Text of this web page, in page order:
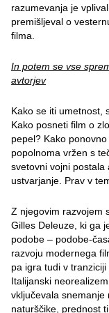
razumevanja je
premišljeval o
filma.
In potem se vse
avtorjev
Kako se iti umetnost,
Kako posneti film o
pepel? Kako
popolnoma vržen s
svetovni vojni postala
ustvarjanje. Prav v
Z njegovim razvojem
Gilles Deleuze, ki ga
podobe – podobe-
razvoju modernega
pa igra tudi v
Italijanski
vključevala snemanje
naturščike, prednost